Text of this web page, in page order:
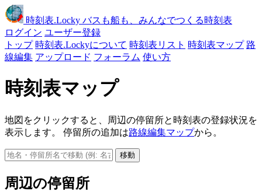
時刻表.Locky バスも船も、みんなでつくる時刻表
ログイン ユーザー登録
トップ 時刻表.Lockyについて 時刻表リスト 時刻表マップ 路
線編集 アップロード フォーラム 使い方
時刻表マップ
地図をクリックすると、周辺の停留所と時刻表の登録状況を
表示します。 停留所の追加は路線編集マップから。
移動
周辺の停留所